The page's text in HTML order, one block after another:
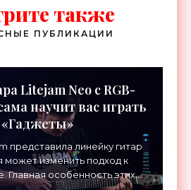
также
ПУБЛИКАЦИИ
Litejam Neo с RGB-
научит вас играть
представила линейку гитар
может изменить подход к
Главная особенность этих